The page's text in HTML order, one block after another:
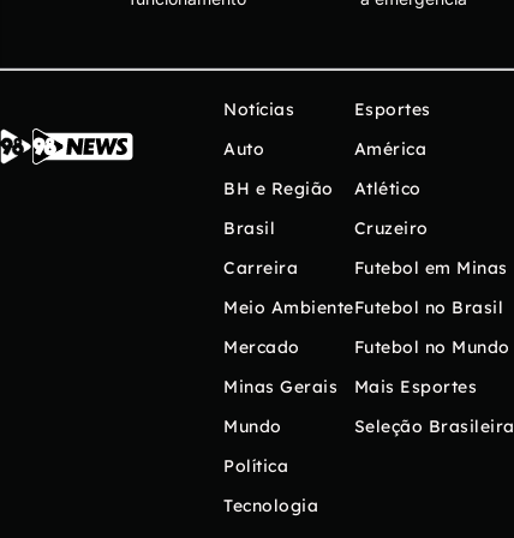
Notícias
Auto
BH e Região
Brasil
Carreira
Meio Ambiente
Mercado
Minas Gerais
Mundo
Política
Tecnologia
Esportes
América
Atlético
Cruzeiro
Futebol em Minas
Futebol no Brasil
Futebol no Mundo
Mais Esportes
Seleção Brasileira